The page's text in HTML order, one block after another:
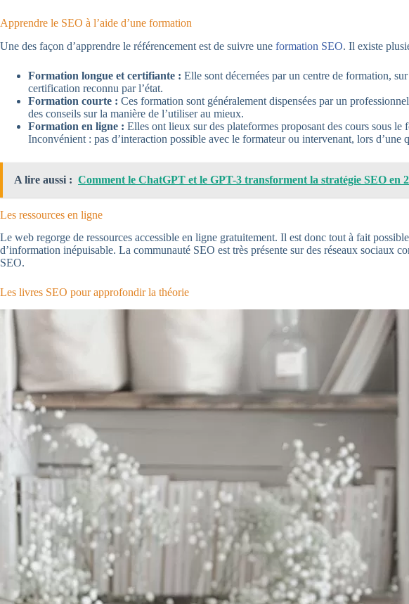
Apprendre le SEO à l’aide d’une formation
Une des façon d’apprendre le référencement est de suivre une formation SEO. Il existe
Formation longue et certifiante : Elle sont décernées par un centre de formation,
certification reconnu par l’état.
Formation courte : Ces formation sont généralement dispensées par un
des conseils sur la manière de l’utiliser au mieux.
Formation en ligne : Elles ont lieux sur des plateformes proposant des cours sous
Inconvénient : pas d’interaction possible avec le formateur ou intervenant, lors d’une
A lire aussi : Comment le ChatGPT et le GPT-3 transforment la stratégie SEO en
Les ressources en ligne
Le web regorge de ressources accessible en ligne gratuitement. Il est donc tout à fait
d’information inépuisable. La communauté SEO est très présente sur des réseaux sociaux
SEO.
Les livres SEO pour approfondir la théorie